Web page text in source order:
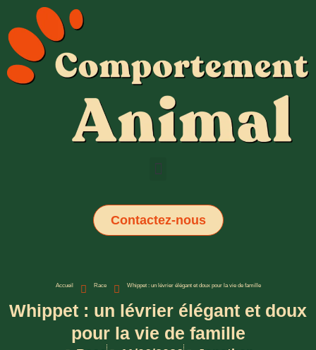
Contactez-nous
Accueil Race Whippet : un lévrier élégant et doux pour la vie de famille
Whippet : un lévrier élégant et doux
pour la vie de famille